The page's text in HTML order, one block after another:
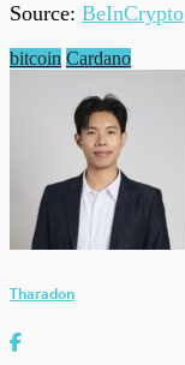
Source: BeInCrypto
bitcoin Cardano
Tharadon